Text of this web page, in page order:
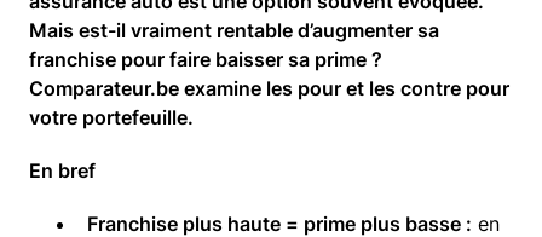
Mais est-il vraiment rentable d’augmenter sa
franchise pour faire baisser sa prime ?
Comparateur.be examine les pour et les contre pour
votre portefeuille.
En bref
Franchise plus haute = prime plus basse : en